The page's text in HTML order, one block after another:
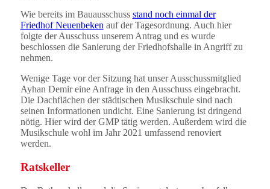
Wie bereits im Bauausschuss stand noch einmal der
Friedhof Neuenbekenauf der Tagesordnung. Auch hier
folgte der Ausschuss unserem Antrag und es wurde
beschlossen die Sanierung der Friedhofshalle in Angriff zu
nehmen.
Wenige Tage vor der Sitzung hat unser Ausschussmitglied
Ayhan Demir eine Anfrage in den Ausschuss eingebracht.
Die Dachflächen der städtischen Musikschule sind nach
seinen Informationen undicht. Eine Sanierung ist dringend
nötig. Hier wird der GMP tätig werden. Außerdem wird die
Musikschule wohl im Jahr 2021 umfassend renoviert
werden.
Ratskeller